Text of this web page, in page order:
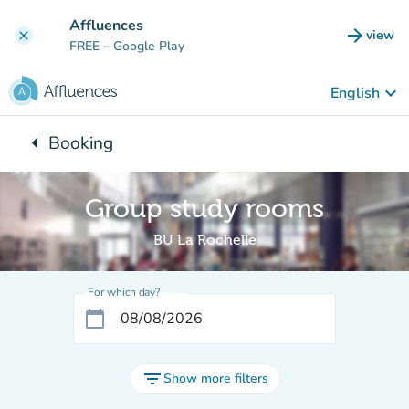
clear Affluences
FREE – Google Play arrow_forward view
(new
English keyboard_arrow_down
arrow_leftBack to:
Booking
Group study rooms
BU La Rochelle
For which day?
calendar_today
filter_listShow more filters